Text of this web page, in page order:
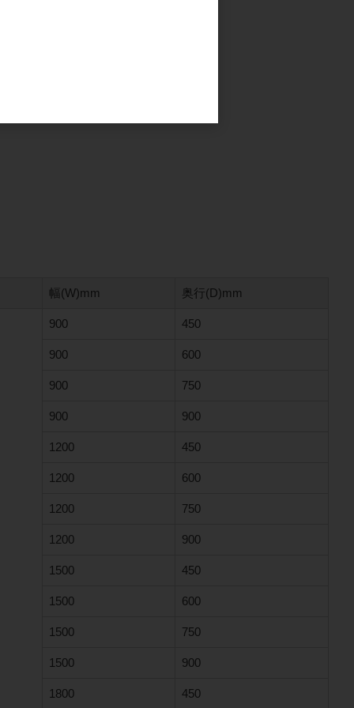
幅(W)mm 奥行(D)mm
900 450
900 600
900 750
900 900
1200 450
1200 600
1200 750
1200 900
1500 450
1500 600
1500 750
1500 900
1800 450